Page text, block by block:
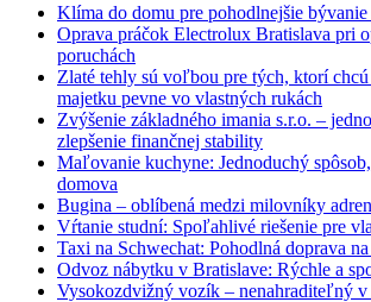
Klíma do domu pre pohodlnejšie bývanie
Oprava práčok Electrolux Bratislava pri
poruchách
Zlaté tehly sú voľbou pre tých, ktorí
majetku pevne vo vlastných rukách
Zvýšenie základného imania s.r.o. –
zlepšenie finančnej stability
Maľovanie kuchyne: Jednoduchý
domova
Bugina – oblíbená medzi milovníky
Vŕtanie studní: Spoľahlivé riešenie pre
Taxi na Schwechat: Pohodlná doprava
Odvoz nábytku v Bratislave: Rýchle a
Vysokozdvižný vozík – nenahraditeľný v